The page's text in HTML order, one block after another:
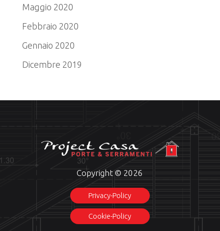
Maggio 2020
Febbraio 2020
Gennaio 2020
Dicembre 2019
Copyright © 2026
Privacy-Policy
Cookie-Policy